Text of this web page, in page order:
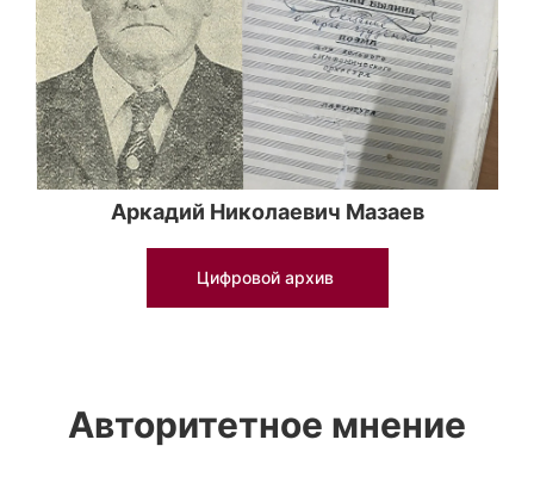
Аркадий Николаевич Мазаев
Цифровой архив
Авторитетное мнение